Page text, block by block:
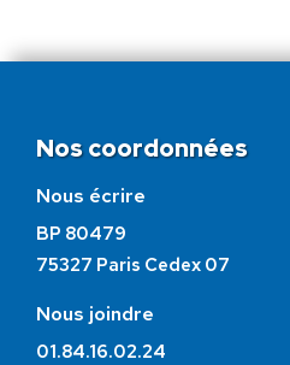
Nos coordonnées
Nous écrire
BP 80479
75327 Paris Cedex 07
Nous joindre
01.84.16.02.24